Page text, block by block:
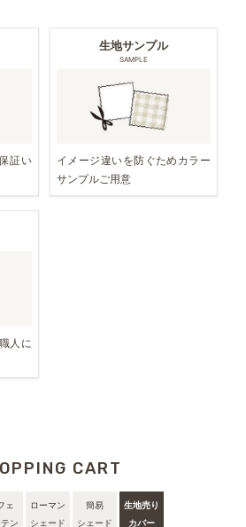
証い
生地サンプル
SAMPLE
イメージ違いを防ぐためカラー
サンプルご用意
人に
CART
ェ
ン
ローマン
シェード
簡易
シェード
生地売り
カバー